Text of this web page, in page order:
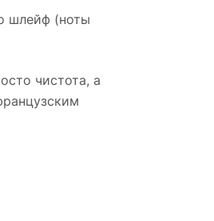
шлейф (ноты
чистота, а